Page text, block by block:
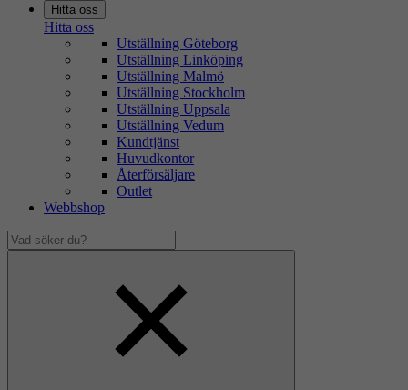
Hitta oss
Hitta oss
Utställning Göteborg
Utställning Linköping
Utställning Malmö
Utställning Stockholm
Utställning Uppsala
Utställning Vedum
Kundtjänst
Huvudkontor
Återförsäljare
Outlet
Webbshop
Vad
söker